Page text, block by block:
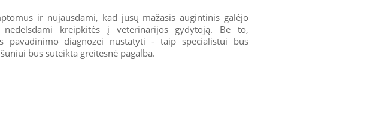
ir nujausdami, kad jūsų mažasis augintinis galėjo
nedelsdami kreipkitės į veterinarijos gydytoją. Be to,
pavadinimo diagnozei nustatyti - taip specialistui bus
bus suteikta greitesnė pagalba.